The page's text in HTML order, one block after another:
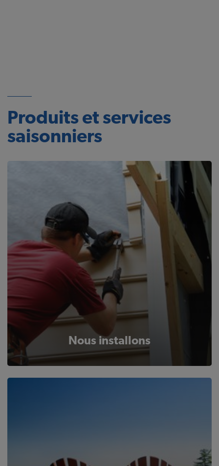
Produits et services
saisonniers
Nous installons